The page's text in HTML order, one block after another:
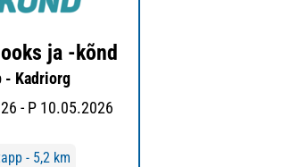
ja -kõnd
- Kadriorg
- P 10.05.2026
- 5,2 km